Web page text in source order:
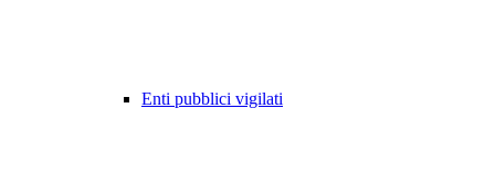
Enti pubblici vigilati